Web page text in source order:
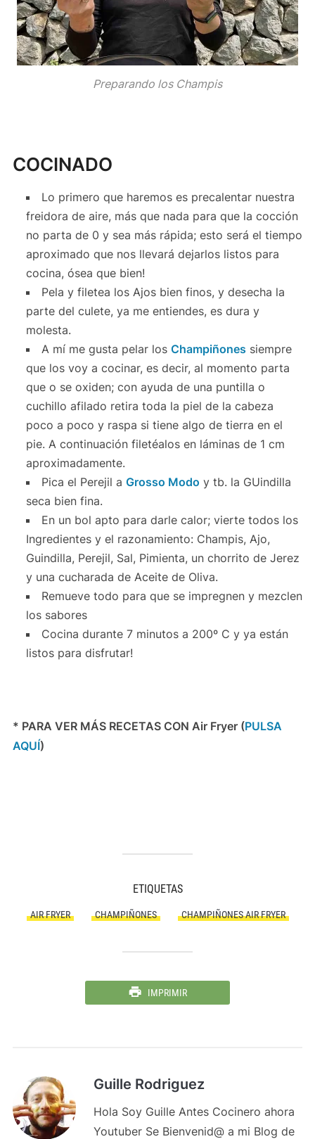
Preparando los Champis
COCINADO
Lo primero que haremos es precalentar nuestra
freidora de aire, más que nada para que la cocción
no parta de 0 y sea más rápida; esto será el tiempo
aproximado que nos llevará dejarlos listos para
cocina, ósea que bien!
Pela y filetea los Ajos bien finos, y desecha la
parte del culete, ya me entiendes, es dura y
molesta.
A mí me gusta pelar losChampiñones siempre
que los voy a cocinar, es decir, al momento parta
que o se oxiden; con ayuda de una puntilla o
cuchillo afilado retira toda la piel de la cabeza
poco a poco y raspa si tiene algo de tierra en el
pie. A continuación filetéalos en láminas de 1 cm
aproximadamente.
Pica el Perejil aGrosso Modo y tb. la GUindilla
seca bien fina.
En un bol apto para darle calor; vierte todos los
Ingredientes y el razonamiento: Champis, Ajo,
Guindilla, Perejil, Sal, Pimienta, un chorrito de Jerez
y una cucharada de Aceite de Oliva.
Remueve todo para que se impregnen y mezclen
los sabores
Cocina durante 7 minutos a 200º C y ya están
listos para disfrutar!
* PARA VER MÁS RECETAS CON Air Fryer (PULSA
AQUÍ)
ETIQUETAS
AIR FRYER CHAMPIÑONES CHAMPIÑONES AIR FRYER
IMPRIMIR
Guille Rodriguez
Hola Soy Guille Antes Cocinero ahora
Youtuber Se Bienvenid@ a mi Blog de